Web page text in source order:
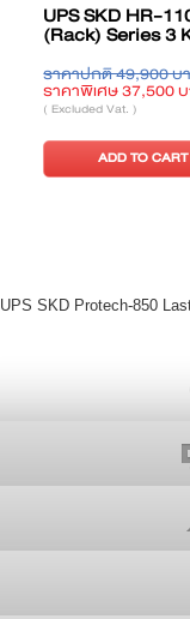
UPS SKD HR-
(Rack) Series 3
ราคาปกติ 49,900 บ
ราคาพิเศษ 37,500
( Excluded Vat. )
ADD TO CART
UPS SKD Protech-850